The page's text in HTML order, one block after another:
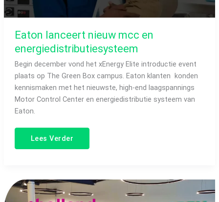
Eaton lanceert nieuw mcc en
energiedistributiesysteem
Begin december vond het xEnergy Elite introductie event
plaats op The Green Box campus. Eaton klanten konden
kennismaken met het nieuwste, high-end laagspannings
Motor Control Center en energiedistributie systeem van
Eaton.
Lees Verder
samenwerking
Inholland
&